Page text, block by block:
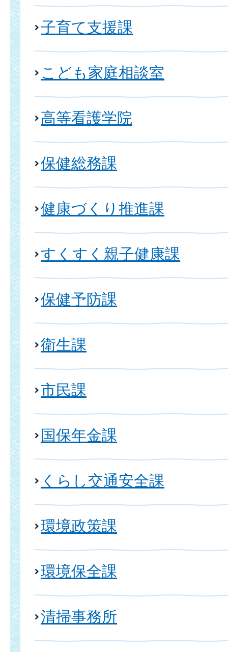
子育て支援課
こども家庭相談室
高等看護学院
保健総務課
健康づくり推進課
すくすく親子健康課
保健予防課
衛生課
市民課
国保年金課
くらし交通安全課
環境政策課
環境保全課
清掃事務所